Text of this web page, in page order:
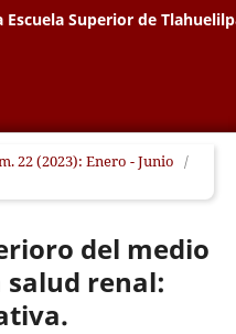
Escuela Superior de
22 (2023): Enero - Junio /
del medio
renal: